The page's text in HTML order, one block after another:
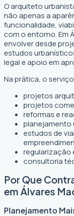
O arquiteto
não apenas a
funcionalidade,
com o entorno. Em
envolver desde
estudos
legal e apoio em
Na prática, o
projetos
projetos
reformas e
planejamento
estudos de
regularização
consultoria
Por Que
em Álvares
Planejamento